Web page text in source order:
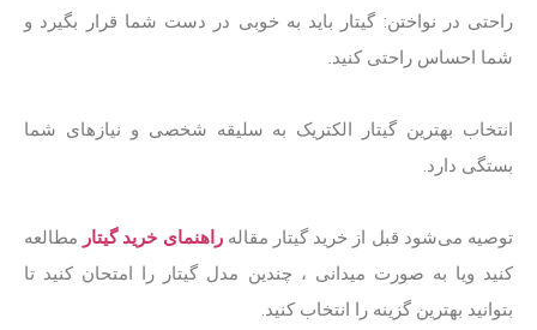
راحتی در نواختن: گیتار باید به خوبی در دست شما قرار بگیرد و
شما احساس راحتی کنید.
انتخاب بهترین گیتار الکتریک به سلیقه شخصی و نیازهای شما
بستگی دارد.
توصیه می‌شود قبل از خرید گیتار مقالهراهنمای خرید گیتار مطالعه
کنید ویا به صورت میدانی ، چندین مدل گیتار را امتحان کنید تا
بتوانید بهترین گزینه را انتخاب کنید.